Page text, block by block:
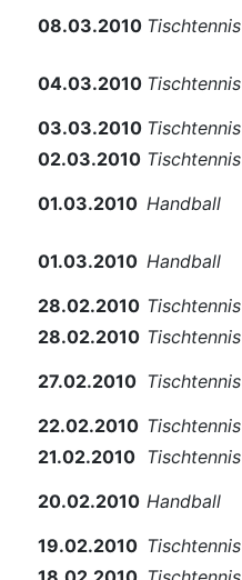
08.03.2010 Tischtennis
04.03.2010 Tischtennis
03.03.2010 Tischtennis
02.03.2010 Tischtennis
01.03.2010 Handball
01.03.2010 Handball
28.02.2010 Tischtennis
28.02.2010 Tischtennis
27.02.2010 Tischtennis
22.02.2010 Tischtennis
21.02.2010 Tischtennis
20.02.2010 Handball
19.02.2010 Tischtennis